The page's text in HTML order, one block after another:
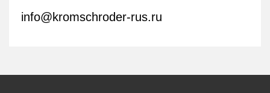
info@kromschroder-rus.ru